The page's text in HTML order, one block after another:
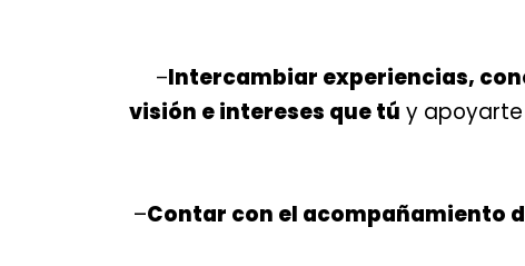
–Intercambiar experiencias,
visión e intereses que tú y
–Contar con el acompañamiento